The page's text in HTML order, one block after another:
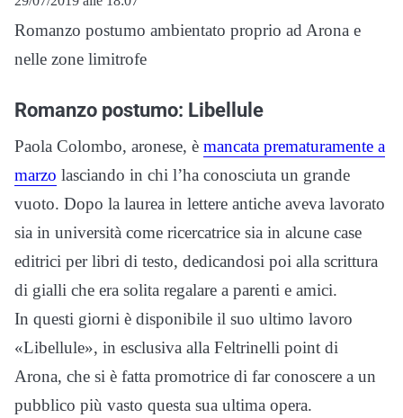
Romanzo postumo ambientato proprio ad Arona e
nelle zone limitrofe
Romanzo postumo: Libellule
Paola Colombo, aronese, è mancata prematuramente a
marzo lasciando in chi l’ha conosciuta un grande
vuoto. Dopo la laurea in lettere antiche aveva lavorato
sia in università come ricercatrice sia in alcune case
editrici per libri di testo, dedicandosi poi alla scrittura
di gialli che era solita regalare a parenti e amici.
In questi giorni è disponibile il suo ultimo lavoro
«Libellule», in esclusiva alla Feltrinelli point di
Arona, che si è fatta promotrice di far conoscere a un
pubblico più vasto questa sua ultima opera.